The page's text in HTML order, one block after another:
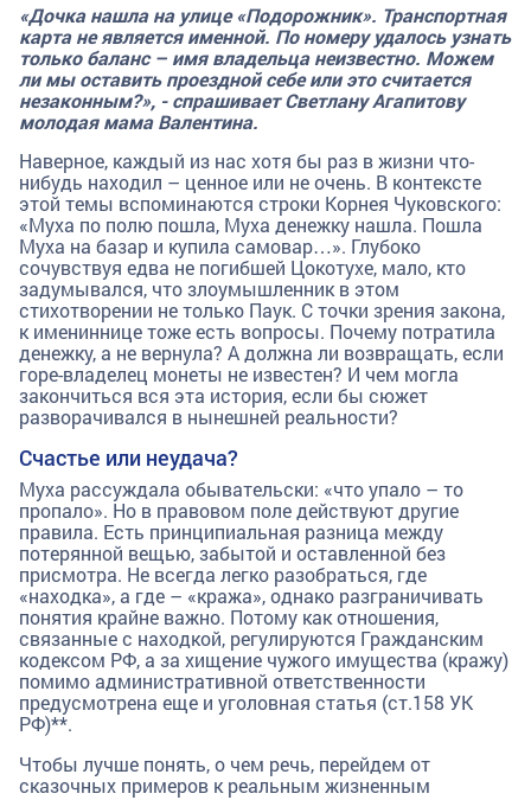
«Дочка нашла на улице «Подорожник». Транспортная
карта не является именной. По номеру удалось узнать
только баланс – имя владельца неизвестно. Можем
ли мы оставить проездной себе или это считается
незаконным?», - спрашивает Светлану Агапитову
молодая мама Валентина.
Наверное, каждый из нас хотя бы раз в жизни что-
нибудь находил – ценное или не очень. В контексте
этой темы вспоминаются строки Корнея Чуковского:
«Муха по полю пошла, Муха денежку нашла. Пошла
Муха на базар и купила самовар…». Глубоко
сочувствуя едва не погибшей Цокотухе, мало, кто
задумывался, что злоумышленник в этом
стихотворении не только Паук. С точки зрения закона,
к имениннице тоже есть вопросы. Почему потратила
денежку, а не вернула? А должна ли возвращать, если
горе-владелец монеты не известен? И чем могла
закончиться вся эта история, если бы сюжет
разворачивался в нынешней реальности?
Счастье или неудача?
Муха рассуждала обывательски: «что упало – то
пропало». Но в правовом поле действуют другие
правила. Есть принципиальная разница между
потерянной вещью, забытой и оставленной без
присмотра. Не всегда легко разобраться, где
«находка», а где – «кража», однако разграничивать
понятия крайне важно. Потому как отношения,
связанные с находкой, регулируются Гражданским
кодексом РФ, а за хищение чужого имущества (кражу)
помимо административной ответственности
предусмотрена еще и уголовная статья (ст.158 УК
РФ)**.
Чтобы лучше понять, о чем речь, перейдем от
сказочных примеров к реальным жизненным